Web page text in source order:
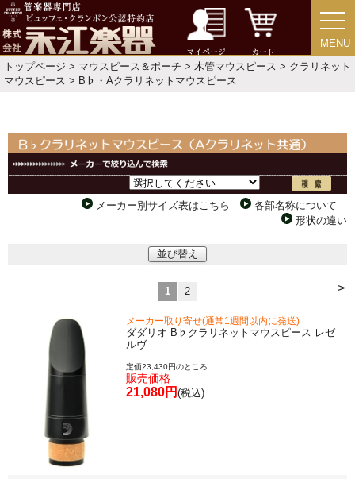
マイページ カート
MENU
MENU
トップページ > マウスピース＆ポーチ > 木管マウスピース > クラリネット
マウスピース > B♭・Aクラリネットマウスピース
メーカー別サイズ表はこちら
各部名称について
形状の違い
並び替え
>
1 2
メーカー取り寄せ(通常1週間以内に発送)
ダダリオ B♭クラリネットマウスピース レゼ
ルヴ
定価23,430円のところ
販売価格
21,080円 (税込)